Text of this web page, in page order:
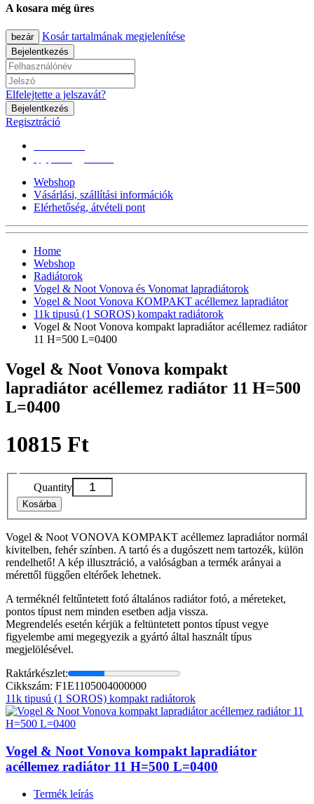
A kosara még üres
bezár Kosár tartalmának megjelenítése
Bejelentkezés
Elfelejtette a jelszavát?
Bejelentkezés
Regisztráció
Webshop
Vásárlási, szállítási információk
Elérhetőség, átvételi pont
Home
Webshop
Radiátorok
Vogel & Noot Vonova és Vonomat lapradiátorok
Vogel & Noot Vonova KOMPAKT acéllemez lapradiátor
11k tipusú (1 SOROS) kompakt radiátorok
Vogel & Noot Vonova kompakt lapradiátor acéllemez radiátor
11 H=500 L=0400
Vogel & Noot Vonova kompakt
lapradiátor acéllemez radiátor 11 H=500
L=0400
10815 Ft
Quantity
Kosárba
Vogel & Noot VONOVA KOMPAKT acéllemez lapradiátor normál
kivitelben, fehér színben. A tartó és a dugószett nem tartozék, külön
rendelhető! A kép illusztráció, a valóságban a termék arányai a
mérettől függően eltérőek lehetnek.
A terméknél feltűntetett fotó általános radiátor fotó, a méreteket,
pontos típust nem minden esetben adja vissza.
Megrendelés esetén kérjük a feltüntetett pontos típust vegye
figyelembe ami megegyezik a gyártó által használt típus
megjelölésével.
Raktárkészlet:
Cikkszám: F1E1105004000000
11k tipusú (1 SOROS) kompakt radiátorok
Vogel & Noot Vonova kompakt lapradiátor
acéllemez radiátor 11 H=500 L=0400
Termék leírás